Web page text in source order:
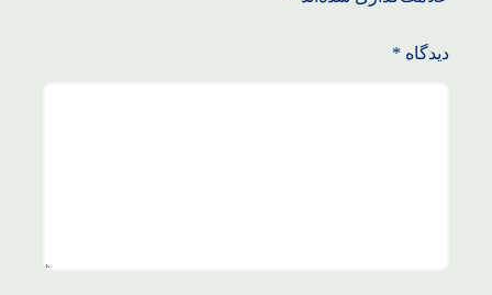
دیدگاه *